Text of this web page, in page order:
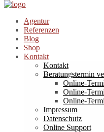
Agentur
Referenzen
Blog
Shop
Kontakt
Kontakt
Beratungstermin
Online-
Online-
Online-
Impressum
Datenschutz
Online Support